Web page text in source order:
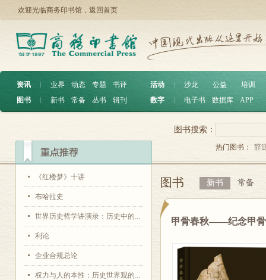
欢迎光临商务印书馆， 返回首页
资讯 ︱ 业界 动态 专题
书评
图书
︱ 新书 常备 丛书 辑刊
活动 沙龙 公益
培训
数字
电子书 数据库 APP
《红楼梦》十讲
布哈拉史
世界历史哲学讲演录：历史中的...
利论
企业合规总论
权力与人的本性：历史世界观的...
图书搜索：
热门图书： 辞
图书 新书 常备
甲骨春秋——纪念甲